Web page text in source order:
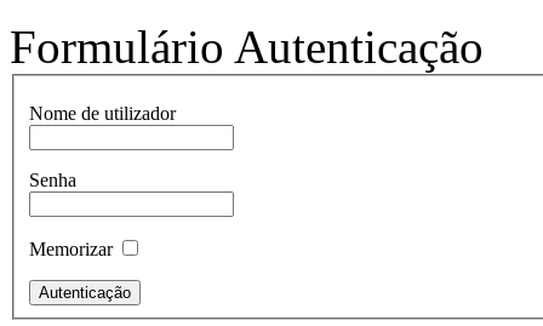
Formulário Autenticação
Nome de utilizador
Senha
Memorizar